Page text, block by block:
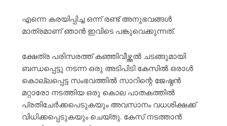
എന്നെ കരയിപ്പിച്ച ഒന്ന് രണ്ട് അനുഭവങ്ങൾ
മാത്രമാണ് ഞാൻ ഇവിടെ പങ്കുവെക്കുന്നത്.
ക്ഷേത്ര പരിസരത്ത് കഞ്ഞിവീഴ്ത്തൽ ചടങ്ങുമായി
ബന്ധപ്പെട്ടു നടന്ന ഒരു അടിപിടി കേസിൽ ഒരാൾ
കൊല്ലപ്പെട്ട സംഭവത്തിൽ സാറിന്റെ ജേഷ്ഠൻ
മറ്റാരോ നടത്തിയ ഒരു കൊല പാതകത്തിൽ
പ്രതിചേർക്കപെടുകയും അവസാനം വധശിക്ഷക്ക്
വിധിക്കപ്പെടുകയും ചെയ്തു. കേസ് നടത്താൻ